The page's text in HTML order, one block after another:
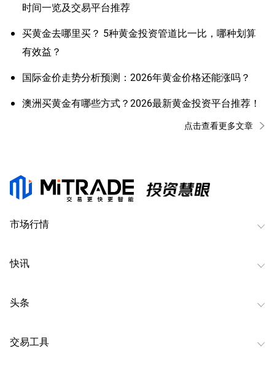
时间一览及交易平台推荐
买黄金去哪里买？ 5种黄金投资管道比一比，哪种划算
有效益？
国际金价走势分析预测：2026年黄金价格还能涨吗？
澳洲买黄金有哪些方式？2026最新黄金投资平台推荐！
点击查看更多文章
市场行情
快讯
头条
交易工具